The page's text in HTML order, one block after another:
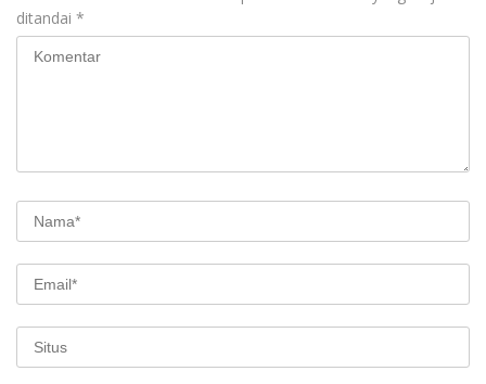
ditandai *